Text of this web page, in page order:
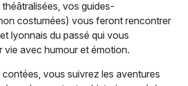
sorties
vos guides-
costumées) vous feront rencontrer
lyonnais du passé qui vous
vie avec humour et émotion.
contées, vous suivrez les aventures